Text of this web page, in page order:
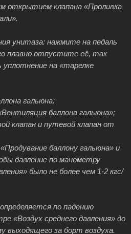
открытием клапана «Проливка
унитаза: нажмите на педаль
плавно отпустите её, так
на «тарелке
гальюна:
баллона гальюна»;
клапан и путевой клапан от
баллону гальюна» и
давление по манометру
было не более чем 1-2 кгс/
по падению
«Воздух среднего давления» до
выходящего за борт воздуха.